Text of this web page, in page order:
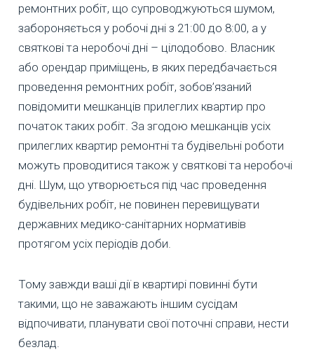
ремонтних робіт, що супроводжуються шумом,
забороняється у робочі дні з 21:00 до 8:00, а у
святкові та неробочі дні – цілодобово. Власник
або орендар приміщень, в яких передбачається
проведення ремонтних робіт, зобов’язаний
повідомити мешканців прилеглих квартир про
початок таких робіт. За згодою мешканців усіх
прилеглих квартир ремонтні та будівельні роботи
можуть проводитися також у святкові та неробочі
дні. Шум, що утворюється під час проведення
будівельних робіт, не повинен перевищувати
державних медико-санітарних нормативів
протягом усіх періодів доби.
Тому завжди ваші дії в квартирі повинні бути
такими, що не заважають іншим сусідам
відпочивати, планувати свої поточні справи, нести
безлад.